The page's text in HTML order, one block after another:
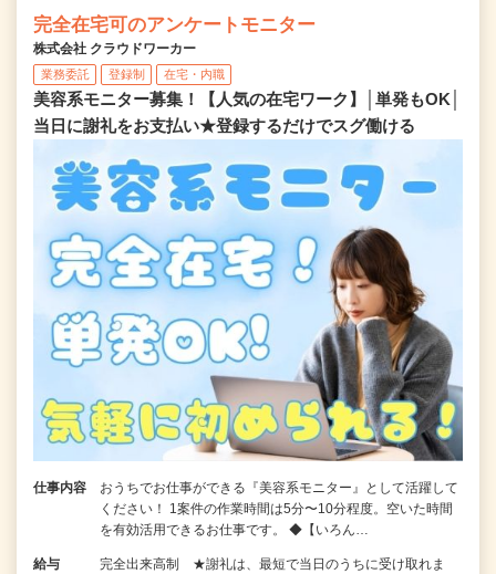
完全在宅可のアンケートモニター
株式会社 クラウドワーカー
業務委託 登録制 在宅・内職
美容系モニター募集！【人気の在宅ワーク】│単発もOK│
当日に謝礼をお支払い★登録するだけでスグ働ける
仕事内容
おうちでお仕事ができる『美容系モニター』として活躍して
ください！ 1案件の作業時間は5分〜10分程度。空いた時間
を有効活用できるお仕事です。 ◆【いろん…
給与
完全出来高制 ★謝礼は、最短で当日のうちに受け取れま